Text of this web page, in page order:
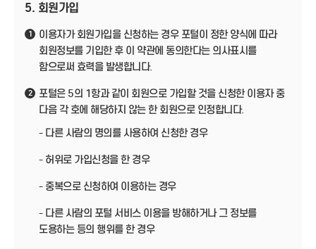
5. 회원가입
1
이용자가 회원가입을 신청하는 경우 포털이 정한 양식에 따라
회원정보를 기입한 후 이 약관에 동의한다는 의사표시를
함으로써 효력을 발생합니다.
2
포털은 5의 1항과 같이 회원으로 가입할 것을 신청한 이용자 중
다음 각 호에 해당하지 않는 한 회원으로 인정합니다.
- 다른 사람의 명의를 사용하여 신청한 경우
- 허위로 가입신청을 한 경우
- 중복으로 신청하여 이용하는 경우
- 다른 사람의 포털 서비스 이용을 방해하거나 그 정보를
도용하는 등의 행위를 한 경우